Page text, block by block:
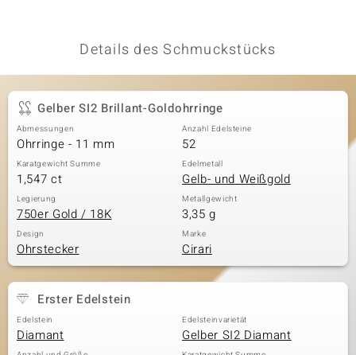
Details des Schmuckstücks
Gelber SI2 Brillant-Goldohrringe
Abmessungen
Ohrringe - 11 mm
Anzahl Edelsteine
52
Karatgewicht Summe
1,547 ct
Edelmetall
Gelb- und Weißgold
Legierung
750er Gold / 18K
Metallgewicht
3,35 g
Design
Ohrstecker
Marke
Cirari
Erster Edelstein
Edelstein
Diamant
Edelsteinvarietät
Gelber SI2 Diamant